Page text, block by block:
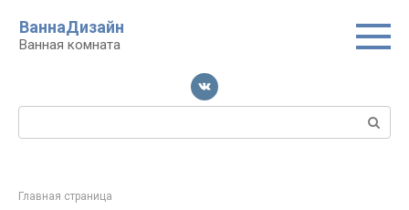
контенту
ВаннаДизайн
Ванная комната
Поиск:
Главная страница